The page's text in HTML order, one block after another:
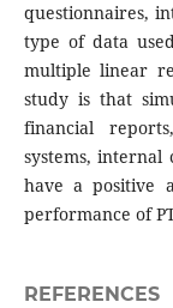
questionnaires,
type of data
multiple linear
study is that
financial
systems, internal
have a positive
performance of
REFERENCES